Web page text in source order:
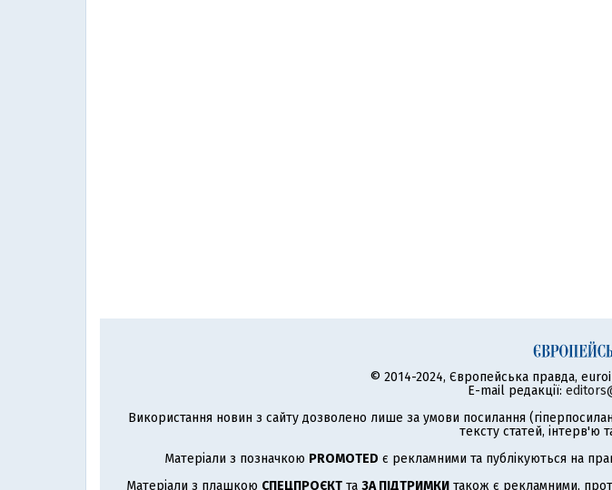
© 2014-2024, Європейська правда,
E-mail редакції:
Використання новин з сайту дозволено лише за умови посилання
тексту статей, інтерв'ю
Матеріали з позначкою PROMOTED є рекламними та публікуються на
Матеріали з плашкою СПЕЦПРОЄКТта ЗА ПІДТРИМКИтакож є рекламними,